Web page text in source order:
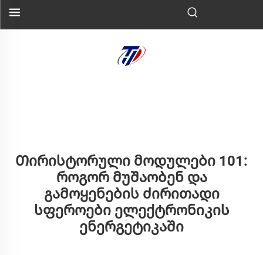
Თირისტორული Მოდულები 101:
Როგორ Მუშაობენ Და
Გამოყენების Ძირითადი
Სფეროები Ელექტრონიკის
Ენერგეტიკაში